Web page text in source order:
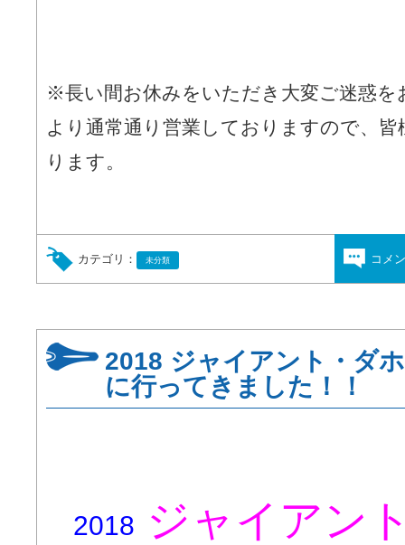
※長い間お休みをいただき大変ご迷惑を
より通常通り営業しておりますので、
ります。
カテゴリ： 未分類 コメ
2018 ジャイアント・ダ
に行ってきました！！
2018 ジャイアン